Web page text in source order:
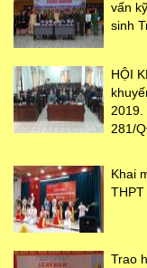
vấn
sinh
HỘI
2019.
281/
Khai
Trao